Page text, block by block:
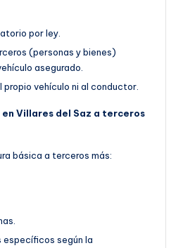
por ley.
(personas y bienes)
asegurado.
propio vehículo ni al conductor.
Villares del Saz a terceros
básica a terceros más:
específicos según la